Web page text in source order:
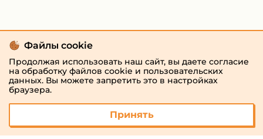
Файлы cookie
Продолжая использовать наш сайт, вы даете согласие
на обработку файлов cookie и пользовательских
данных. Вы можете запретить это в настройках
браузера.
Принять